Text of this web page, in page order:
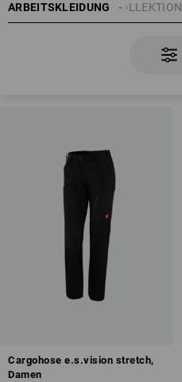
ARBEITSKLEIDUNG
E.S.
THEMEN
Cargohose e.s.vision stretch,
Damen